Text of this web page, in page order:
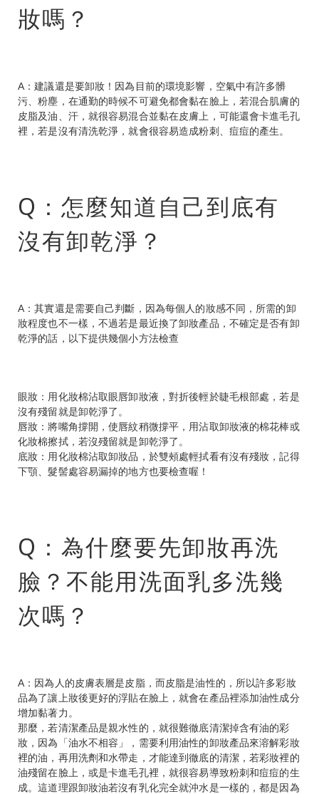
妝嗎？
A：建議還是要卸妝！因為目前的環境影響，空氣中有許多髒
污、粉塵，在通勤的時候不可避免都會黏在臉上，若混合肌膚的
皮脂及油、汗，就很容易混合並黏在皮膚上，可能還會卡進毛孔
裡，若是沒有清洗乾淨，就會很容易造成粉刺、痘痘的產生。
Q：怎麼知道自己到底有
沒有卸乾淨？
A：其實還是需要自己判斷，因為每個人的妝感不同，所需的卸
妝程度也不一樣，不過若是最近換了卸妝產品，不確定是否有卸
乾淨的話，以下提供幾個小方法檢查
眼妝：用化妝棉沾取眼唇卸妝液，對折後輕於睫毛根部處，若是
沒有殘留就是卸乾淨了。
唇妝：將嘴角撐開，使唇紋稍微撐平，用沾取卸妝液的棉花棒或
化妝棉擦拭，若沒殘留就是卸乾淨了。
底妝：用化妝棉沾取卸妝品，於雙頰處輕拭看有沒有殘妝，記得
下顎、髮髻處容易漏掉的地方也要檢查喔！
Q：為什麼要先卸妝再洗
臉？不能用洗面乳多洗幾
次嗎？
A：因為人的皮膚表層是皮脂，而皮脂是油性的，所以許多彩妝
品為了讓上妝後更好的浮貼在臉上，就會在產品裡添加油性成分
增加黏著力。
那麼，若清潔產品是親水性的，就很難徹底清潔掉含有油的彩
妝，因為「油水不相容」，需要利用油性的卸妝產品來溶解彩妝
裡的油，再用洗劑和水帶走，才能達到徹底的清潔，若彩妝裡的
油殘留在臉上，或是卡進毛孔裡，就很容易導致粉刺和痘痘的生
成。這道理跟卸妝油若沒有乳化完全就沖水是一樣的，都是因為